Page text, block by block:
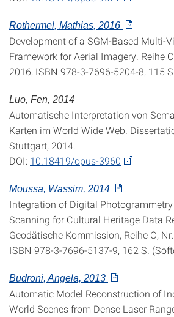
Rothermel, Mathias, 2016
Development of a SGM-Based Multi-
Framework for Aerial Imagery. Reihe
2016, ISBN 978-3-7696-5204-8, 115
Luo, Fen, 2014
Automatische Interpretation von
Karten im World Wide Web.
Stuttgart, 2014.
DOI: 10.18419/opus-3960
Moussa, Wassim, 2014
Integration of Digital
Scanning for Cultural Heritage Data
Geodätische Kommission, Reihe C,
ISBN 978-3-7696-5137-9, 162 S.
Budroni, Angela, 2013
Automatic Model Reconstruction of
World Scenes from Dense Laser